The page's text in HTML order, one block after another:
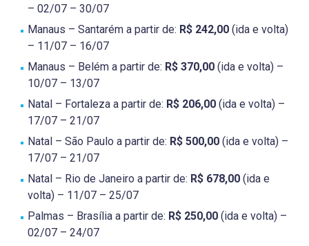
– 02/07 – 30/07
Manaus – Santarém a partir de: R$ 242,00 (ida e volta)
– 11/07 – 16/07
Manaus – Belém a partir de: R$ 370,00 (ida e volta) –
10/07 – 13/07
Natal – Fortaleza a partir de: R$ 206,00 (ida e volta) –
17/07 – 21/07
Natal – São Paulo a partir de: R$ 500,00 (ida e volta) –
17/07 – 21/07
Natal – Rio de Janeiro a partir de: R$ 678,00 (ida e
volta) – 11/07 – 25/07
Palmas – Brasília a partir de: R$ 250,00 (ida e volta) –
02/07 – 24/07